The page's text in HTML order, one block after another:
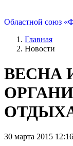
Областной союз
Главная
Новости
ВЕСНА
30 марта 2015 12:16